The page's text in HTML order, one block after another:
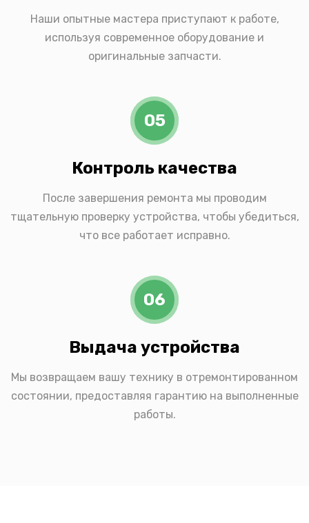
Наши опытные мастера приступают к работе,
используя современное оборудование и
оригинальные запчасти.
05
Контроль качества
После завершения ремонта мы проводим
тщательную проверку устройства, чтобы убедиться,
что все работает исправно.
06
Выдача устройства
Мы возвращаем вашу технику в отремонтированном
состоянии, предоставляя гарантию на выполненные
работы.